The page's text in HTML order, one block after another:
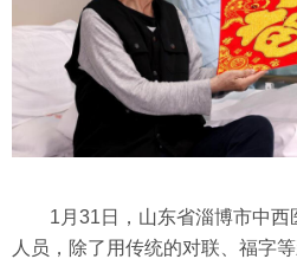
1月31日，山东省淄博市中
人员，除了用传统的对联、福字